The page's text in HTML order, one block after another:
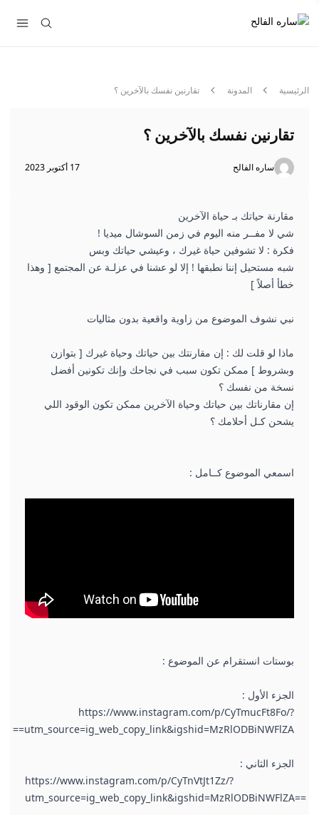
الرئيسية المدونة تقارنين نفسك بالآخرين ؟
تقارنين نفسك بالآخرين ؟
ساره الفالح 17 أكتوبر 2023
مقارنة حياتك بـ حياة الآخرين
شي لا مفــر منه اليوم في زمن السوشال ميديا !
فكرة : لا تشوفين حياة غيرك ، وعيشي حياتك وبس
شبه مستحيل إننا نطبقها ! إلا لو عشنا في عزلـة عن المجتمع [ وهذا
خطأ أصلاً ]
نبي نشوف الموضوع من زاوية واقعية بدون مثاليات
ماذا لو قلت لك : إن مقارنتك بين حياتك وحياة غيرك [ بتوازن
وبشروط ] ممكن تكون سبب في نجاحك وإنك تكونين أفضل
نسخة من نفسك ؟
إن مقارناتك بين حياتك وحياة الآخرين ممكن تكون الوقود اللي
يشحن كـل أحلامك ؟
اسمعي الموضوع كــامل :
بوستات انستقرام عن الموضوع :
الجزء الأول :
https://www.instagram.com/p/CyTmucFt8Fo/?
utm_source=ig_web_copy_link&igshid=MzRlODBiNWFlZA==
الجزء الثاني :
https://www.instagram.com/p/CyTnVtJt1Zz/?
utm_source=ig_web_copy_link&igshid=MzRlODBiNWFlZA==